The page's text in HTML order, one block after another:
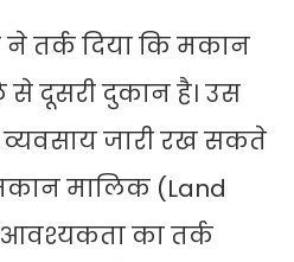
तर्क दिया कि मकान
दूसरी दुकान है। उस
जारी रख सकते
मालिक (Land
आवश्यकता का तर्क